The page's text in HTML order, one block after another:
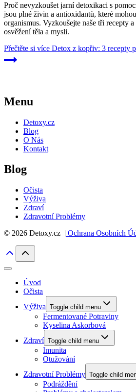
Proč nevyzkoušet jarní detoxikaci s
jsou plné živin a antioxidantů, které
organismus. Vyzkoušejte naše tři recepty
osvěžení těla a mysli.
Přečtěte si více Detox z kopřiv: 3 recepty
Menu
Detoxy.cz
Blog
O Nás
Kontakt
Blog
Očista
Výživa
Zdraví
Zdravotní Problémy
© 2026 Detoxy.cz | Ochrana Osobních
Úvod
Očista
Výživa Toggle child menu
Fermentované Potraviny
Kyselina Askorbová
Zdraví Toggle child menu
Imunita
Otužování
Zdravotní Problémy Toggle child
Podráždění